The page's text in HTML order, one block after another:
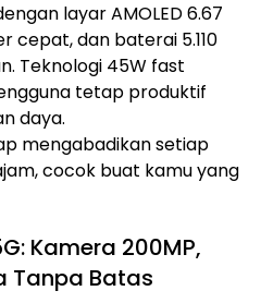
layar AMOLED 6.67
cepat, dan baterai 5.110
Teknologi 45W fast
tetap produktif
daya.
mengabadikan setiap
cocok buat kamu yang
Kamera 200MP,
Tanpa Batas